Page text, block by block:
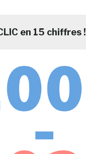
en 15 chiffres !